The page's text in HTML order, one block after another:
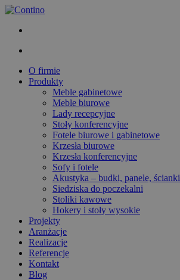
O firmie
Produkty
Meble gabinetowe
Meble biurowe
Lady recepcyjne
Stoły konferencyjne
Fotele biurowe i gabinetowe
Krzesła biurowe
Krzesła konferencyjne
Sofy i fotele
Akustyka – budki, panele, ścianki
Siedziska do poczekalni
Stoliki kawowe
Hokery i stoły wysokie
Projekty
Aranżacje
Realizacje
Referencje
Kontakt
Blog